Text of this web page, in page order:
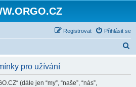
Přihlásit se
Registrovat
pro užívání
(dále jen “my”, “naše”, “nás”,